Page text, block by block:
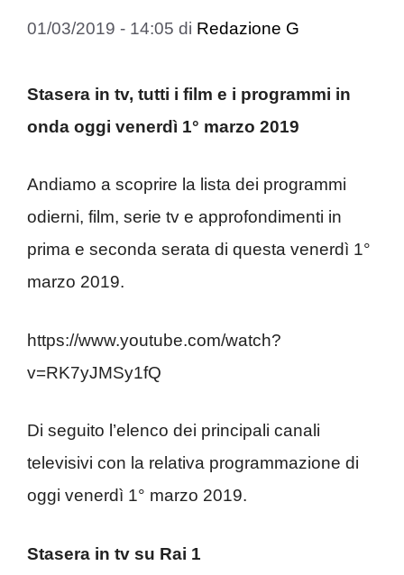
01/03/2019 - 14:05 di Redazione G
Stasera in tv, tutti i film e i programmi in
onda oggi venerdì 1° marzo 2019
Andiamo a scoprire la lista dei programmi
odierni, film, serie tv e approfondimenti in
prima e seconda serata di questa venerdì 1°
marzo 2019.
https://www.youtube.com/watch?
v=RK7yJMSy1fQ
Di seguito l’elenco dei principali canali
televisivi con la relativa programmazione di
oggi venerdì 1° marzo 2019.
Stasera in tv su Rai 1